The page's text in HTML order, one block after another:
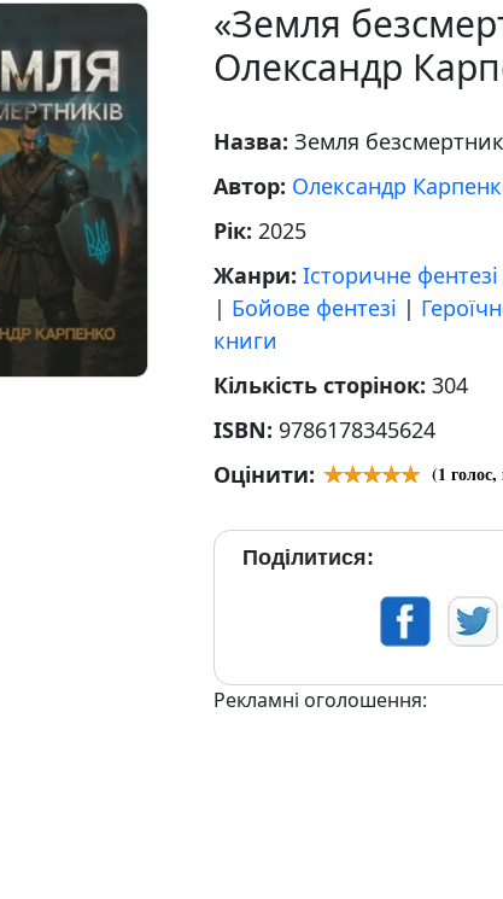
«Земля
Олександр
Назва: Земля
Автор: Олександр
Рік: 2025
Жанри: Історичне фентезі
| Бойове фентезі |
книги
Кількість сторінок: 304
ISBN: 9786178345624
Оцінити:
(1
Поділитися:
Рекламні оголошення: